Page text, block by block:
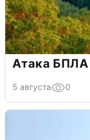
Атака БПЛА
5 августа 0